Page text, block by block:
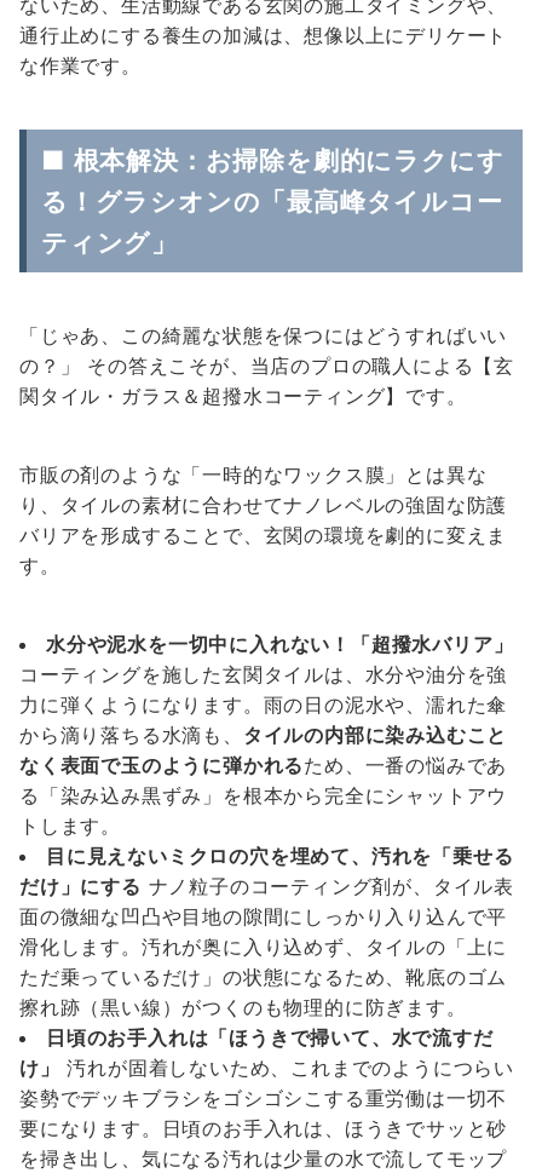
ないため、生活動線である玄関の施工タイミングや、
通行止めにする養生の加減は、想像以上にデリケート
な作業です。
■ 根本解決：お掃除を劇的にラクにす
る！グラシオンの「最高峰タイルコー
ティング」
「じゃあ、この綺麗な状態を保つにはどうすればいい
の？」 その答えこそが、当店のプロの職人による【玄
関タイル・ガラス＆超撥水コーティング】です。
市販の剤のような「一時的なワックス膜」とは異な
り、タイルの素材に合わせてナノレベルの強固な防護
バリアを形成することで、玄関の環境を劇的に変えま
す。
水分や泥水を一切中に入れない！「超撥水バリア」
コーティングを施した玄関タイルは、水分や油分を強
力に弾くようになります。雨の日の泥水や、濡れた傘
から滴り落ちる水滴も、 タイルの内部に染み込むこと
なく表面で玉のように弾かれるため、一番の悩みであ
る「染み込み黒ずみ」を根本から完全にシャットアウ
トします。
目に見えないミクロの穴を埋めて、汚れを「乗せる
だけ」にする ナノ粒子のコーティング剤が、タイル表
面の微細な凹凸や目地の隙間にしっかり入り込んで平
滑化します。汚れが奥に入り込めず、タイルの「上に
ただ乗っているだけ」の状態になるため、靴底のゴム
擦れ跡（黒い線）がつくのも物理的に防ぎます。
日頃のお手入れは「ほうきで掃いて、水で流すだ
け」
汚れが固着しないため、これまでのようにつらい
姿勢でデッキブラシをゴシゴシこする重労働は一切不
要になります。日頃のお手入れは、ほうきでサッと砂
を掃き出し、気になる汚れは少量の水で流してモップ